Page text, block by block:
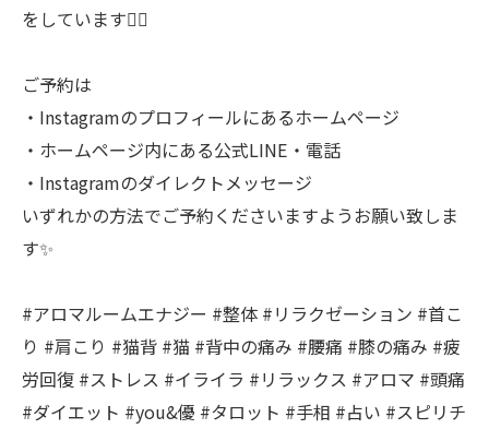
をしています💁‍♂️
ご予約は
・Instagramのプロフィールにあるホームページ
・ホームページ内にある公式LINE・電話
・Instagramのダイレクトメッセージ
いずれかの方法でご予約くださいますようお願い致しま
す✨
#アロマルームエナジー #整体 #リラクゼーション #首こ
り #肩こり #猫背 #猫 #背中の痛み #腰痛 #膝の痛み #疲
労回復 #ストレス #イライラ #リラックス #アロマ #頭痛
#ダイエット #you&優 #タロット #手相 #占い #スピリチ